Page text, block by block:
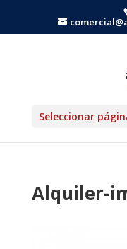
Seleccionar
Alquiler-